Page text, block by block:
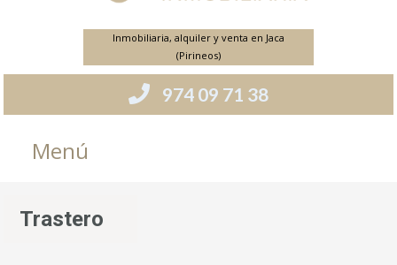
Inmobiliaria, alquiler y venta en Jaca
(Pirineos)
974 09 71 38
Menú
Trastero